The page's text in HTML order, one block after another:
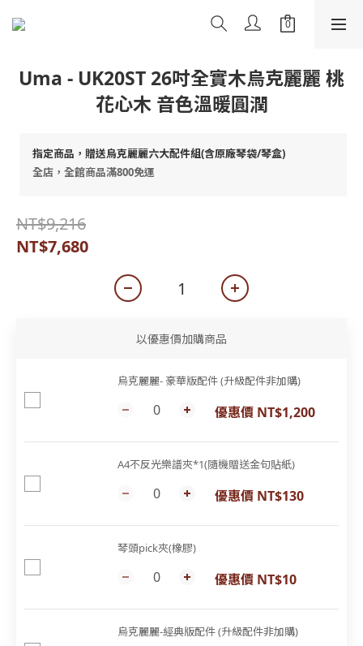
Uma - UK20ST 26吋全實木烏克麗麗 桃
花心木 音色溫暖圓潤
指定商品，贈送烏克麗麗六大配件組(含原廠琴袋/琴盒)
全店，全館商品滿800免運
NT$9,216
NT$7,680
以優惠價加購商品
烏克麗麗- 豪華版配件 (升級配件非加購)
優惠價 NT$1,200
A4不反光樂譜夾*1(隨機贈送金句貼紙)
優惠價 NT$130
琴頭pick夾(橡膠)
優惠價 NT$10
烏克麗麗-經典版配件 (升級配件非加購)